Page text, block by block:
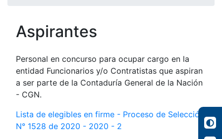
Aspirantes
Personal en concurso para ocupar cargo en la
entidad Funcionarios y/o Contratistas que aspiran
a ser parte de la Contaduría General de la Nación
- CGN.
Lista de elegibles en firme - Proceso de Selección
N° 1528 de 2020 - 2020 - 2